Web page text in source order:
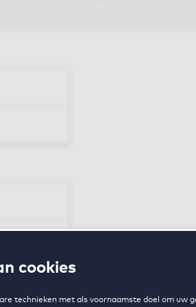
cookies
technieken met als voornaamste doel om uw